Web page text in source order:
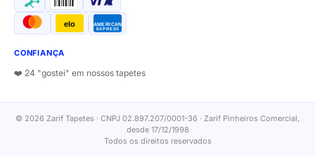
elo AMERICAN
EXPRESS
CONFIANÇA
❤️ 24 "gostei" em nossos tapetes
© 2026 Zarif Tapetes · CNPJ 02.897.207/0001-36 · Zarif Pinheiros Comercial,
desde 17/12/1998
Todos os direitos reservados